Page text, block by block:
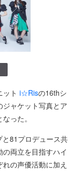
ト i☆Risの16thシ
ャケット写真とア
った。
81プロデュース共
両立を目指すハイ
の声優活動に加え